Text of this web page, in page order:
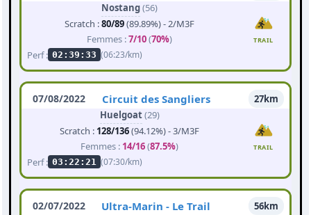
Nostang(56)
Scratch :80/89(89.89%) - 2/M3F
Femmes :7/10(70%)
Perf : 02:39:33 (06:23/km)
TRAIL
07/08/2022 Circuit des Sangliers
27km
Huelgoat(29)
Scratch : 128/136(94.12%) - 3/M3F
Femmes : 14/16(87.5%)
Perf : 03:22:21 (07:30/km)
TRAIL
02/07/2022 Ultra-Marin - Le Trail
56km